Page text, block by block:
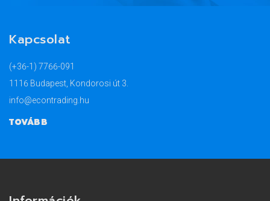
Kapcsolat
(+36-1) 7766-091
1116 Budapest, Kondorosi út 3.
info@econtrading.hu
TOVÁBB